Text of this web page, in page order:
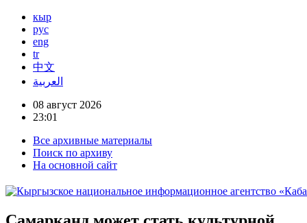
кыр
рус
eng
tr
中文
العربية
08 август 2026
23:01
Все архивные материалы
Поиск по архиву
На основной сайт